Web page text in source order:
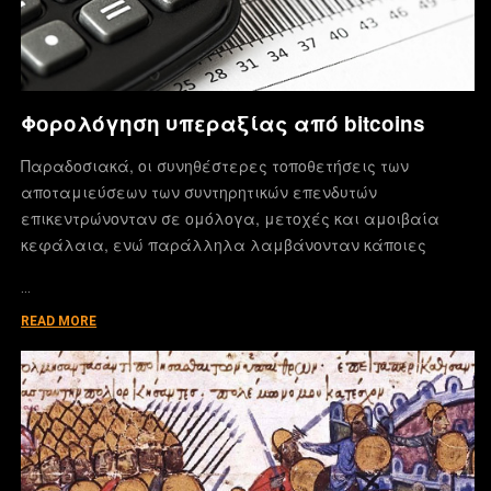
Φορολόγηση υπεραξίας από bitcoins
Παραδοσιακά, οι συνηθέστερες τοποθετήσεις των
αποταμιεύσεων των συντηρητικών επενδυτών
επικεντρώνονταν σε ομόλογα, μετοχές και αμοιβαία
κεφάλαια, ενώ παράλληλα λαμβάνονταν κάποιες
READ MORE